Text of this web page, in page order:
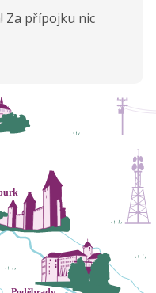
Za přípojku nic